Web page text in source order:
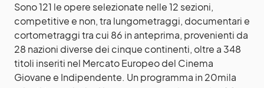
Sono 121 le opere selezionate nelle 12 sezioni,
competitive e non, tra lungometraggi, documentari e
cortometraggi tra cui 86 in anteprima, provenienti da
28 nazioni diverse dei cinque continenti, oltre a 348
titoli inseriti nel Mercato Europeo del Cinema
Giovane e Indipendente. Un programma in 20mila